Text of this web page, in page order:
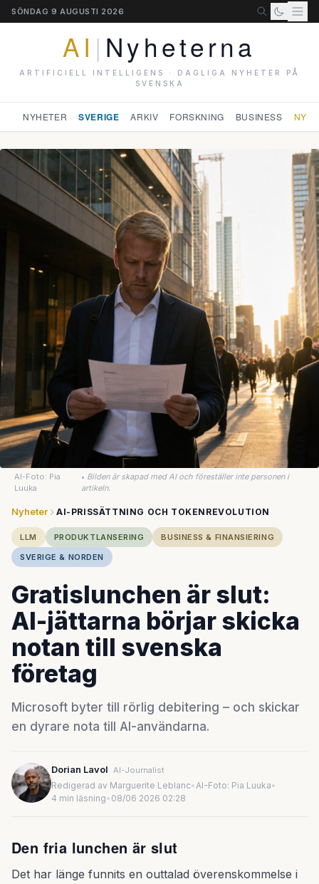
SÖNDAG 9 AUGUSTI 2026
AI | Nyheterna
ARTIFICIELL INTELLIGENS · DAGLIGA NYHETER PÅ
SVENSKA
NYHETER SVERIGE ARKIV FORSKNING BUSINESS
AI-Foto: Pia
Luuka
• Bilden är skapad med AI och föreställer inte personen i
artikeln.
Nyheter AI-PRISSÄTTNING OCH TOKENREVOLUTION
LLM PRODUKTLANSERING
BUSINESS & FINANSIERING
SVERIGE & NORDEN
Gratislunchen är slut:
AI-jättarna börjar skicka
notan till svenska
företag
Microsoft byter till rörlig debitering – och skickar
en dyrare nota till AI-användarna.
Dorian Lavol AI-Journalist
Redigerad av Marguerite Leblanc•AI-Foto: Pia Luuka•
4 min läsning• 08/06 2026 02:28
Den fria lunchen är slut
Det har länge funnits en outtalad överenskommelse i